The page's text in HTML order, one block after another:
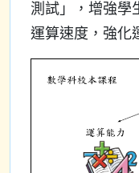
測試」，增強學
運算速度，強化